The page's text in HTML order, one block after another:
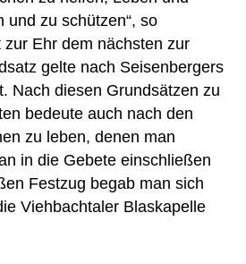
und zu schützen“, so
zur Ehr dem nächsten zur
gelte nach Seisenbergers
Nach diesen Grundsätzen zu
bedeute auch nach den
zu leben, denen man
in die Gebete einschließen
Festzug begab man sich
Viehbachtaler Blaskapelle